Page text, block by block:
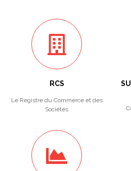
RCS
Le Registre du Commerce et des
Sociétés